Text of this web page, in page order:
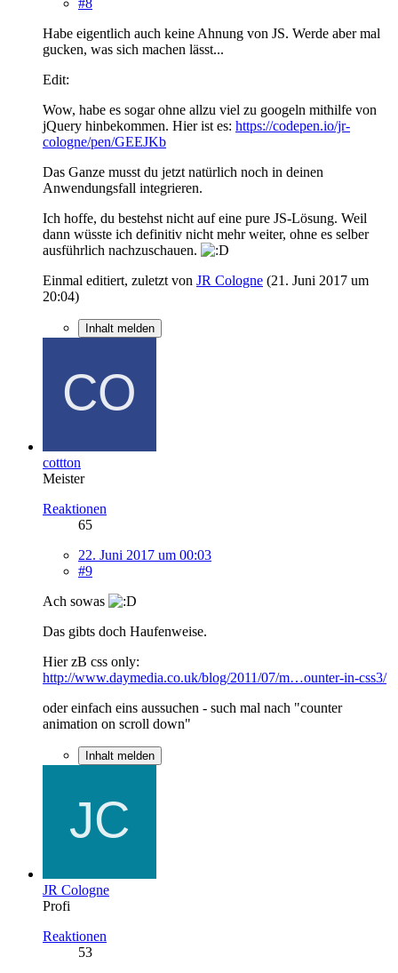
Habe eigentlich auch keine Ahnung von JS. Werde aber mal
gucken, was sich machen lässt...
Edit:
Wow, habe es sogar ohne allzu viel zu googeln mithilfe von
jQuery hinbekommen. Hier ist es: https://codepen.io/jr-
cologne/pen/GEEJKb
Das Ganze musst du jetzt natürlich noch in deinen
Anwendungsfall integrieren.
Ich hoffe, du bestehst nicht auf eine pure JS-Lösung. Weil
dann wüsste ich definitiv nicht mehr weiter, ohne es selber
ausführlich nachzuschauen.
Einmal editiert, zuletzt von JR Cologne (21. Juni 2017 um
20:04)
Inhalt melden
cottton
Meister
Reaktionen
65
22. Juni 2017 um 00:03
#9
Ach sowas
Das gibts doch Haufenweise.
Hier zB css only:
http://www.daymedia.co.uk/blog/2011/07/m…ounter-in-css3/
oder einfach eins aussuchen - such mal nach "counter
animation on scroll down"
Inhalt melden
JR Cologne
Profi
Reaktionen
53